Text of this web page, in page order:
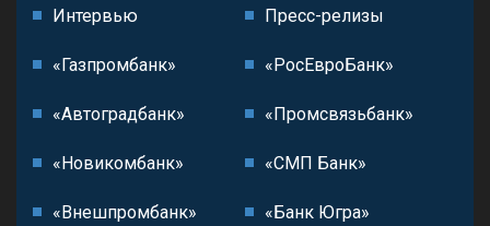
Интервью Пресс-релизы
«Газпромбанк» «РосЕвроБанк»
«Автоградбанк» «Промсвязьбанк»
«Новикомбанк» «СМП Банк»
«Внешпромбанк» «Банк Югра»